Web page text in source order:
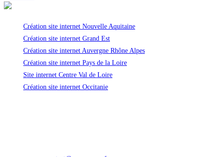
Création site internet Nouvelle Aquitaine
Création site internet Grand Est
Création site internet Auvergne Rhône Alpes
Création site internet Pays de la Loire
Site internet Centre Val de Loire
Création site internet Occitanie